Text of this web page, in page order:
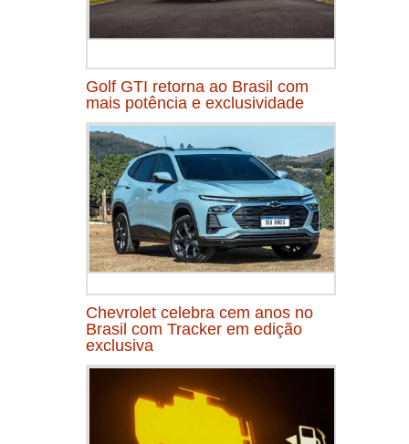
Golf GTI retorna ao Brasil com
mais potência e exclusividade
Chevrolet celebra cem anos no
Brasil com Tracker em edição
exclusiva